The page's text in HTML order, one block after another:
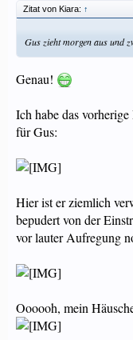
Zitat von Kiara: ↑
Gus zieht morgen aus und
Genau!
Ich habe das
für Gus:
Hier ist er ziemlich
bepudert von der
vor lauter Aufregung
Oooooh, mein